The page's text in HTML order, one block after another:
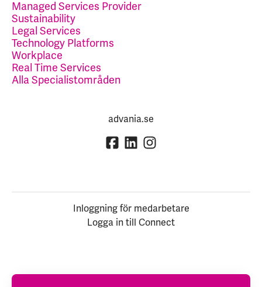
Managed Services Provider
Sustainability
Legal Services
Technology Platforms
Workplace
Real Time Services
Alla Specialistområden
advania.se
Inloggning för medarbetare
Logga in till Connect